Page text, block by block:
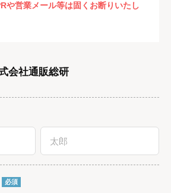
や営業メール等は固くお断りいたし
会社通販総研
必須